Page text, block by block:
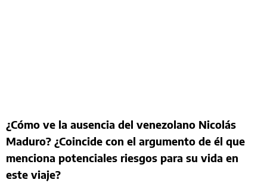
¿Cómo ve la ausencia del venezolano Nicolás
Maduro? ¿Coincide con el argumento de él que
menciona potenciales riesgos para su vida en
este viaje?